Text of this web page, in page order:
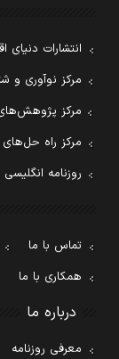
انتشارات دنیای
مرکز نوآوری و
مرکز
مرکز راه حل‌های
روزنامه انگلیسی Financial Tribune
تماس با ما
همکاری با ما
درباره ما
معرفی روزنامه